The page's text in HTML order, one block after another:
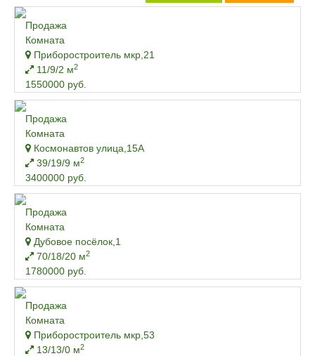
Продажа
Комната
Приборостроитель мкр,21
11/9/2 м2
1550000 руб.
Продажа
Комната
Космонавтов улица,15А
39/19/9 м2
3400000 руб.
Продажа
Комната
Дубовое посёлок,1
70/18/20 м2
1780000 руб.
Продажа
Комната
Приборостроитель мкр,53
13/13/0 м2